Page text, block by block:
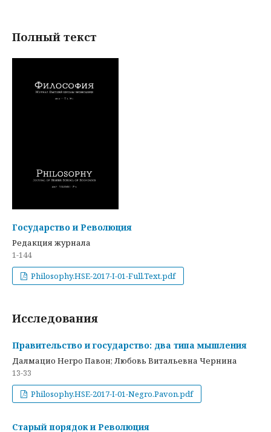
Полный текст
Государство и Революция
Редакция журнала
1-144
Philosophy.HSE-2017-I-01-Full.Text.pdf
Исследования
Правительство и государство: два типа мышления
Далмацио Негро Павон; Любовь Витальевна Чернина
13-33
Philosophy.HSE-2017-I-01-Negro.Pavon.pdf
Старый порядок и Революция